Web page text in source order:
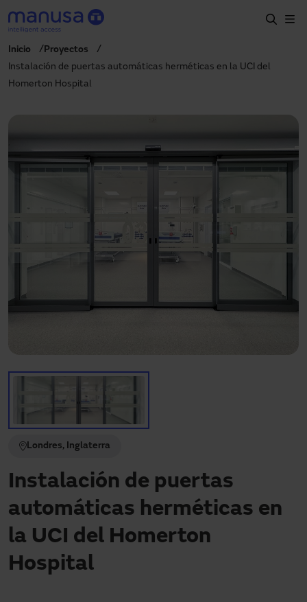
Pasar al contenido principal
Productos y sectores
Proyectos
Inicio
Proyectos
Instalación de puertas automáticas herméticas en la UCI del
Homerton Hospital
Londres, Inglaterra
Instalación de puertas
automáticas herméticas en
la UCI del Homerton
Hospital